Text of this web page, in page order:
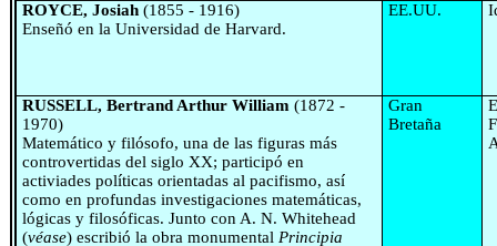
ROYCE, Josiah(1855 - 1916)
Enseñó en la Universidad de Harvard.
EE.UU.
RUSSELL, Bertrand Arthur William (1872 -
1970)
Matemático y filósofo, una de las figuras más
controvertidas del siglo XX; participó en
activiades políticas orientadas al pacifismo, así
como en profundas investigaciones matemáticas,
lógicas y filosóficas. Junto con A. N. Whitehead
(véase) escribió la obra monumental Principia
Gran
Bretaña